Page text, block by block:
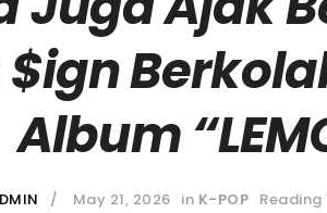
$ign
Album
May 21, 2026 in K-POP Reading